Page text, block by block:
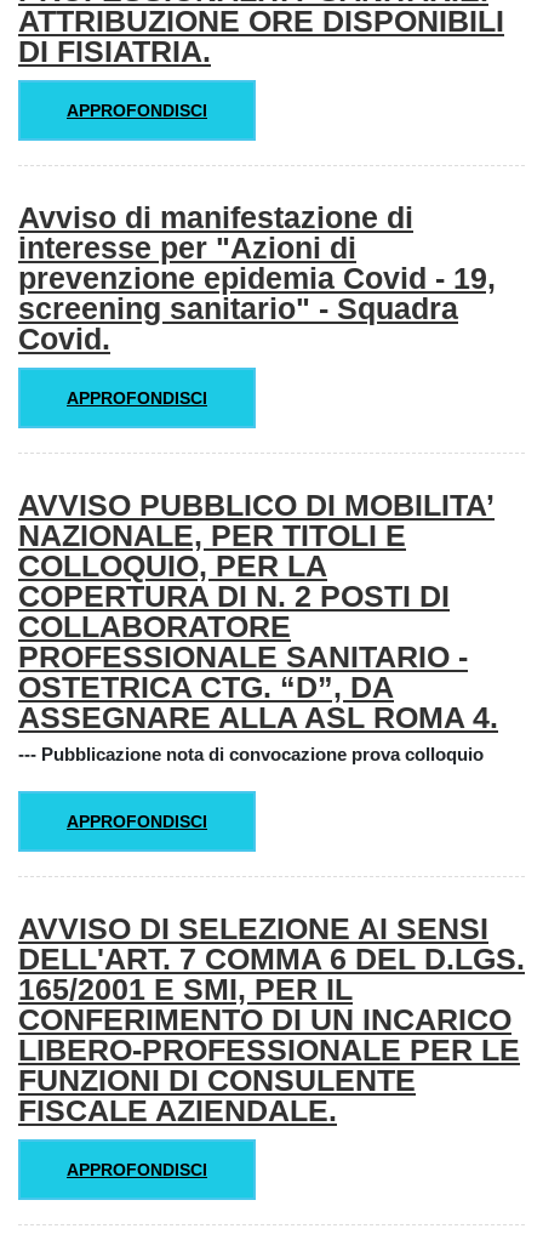
ATTRIBUZIONE ORE DISPONIBILI
DI FISIATRIA.
APPROFONDISCI
Avviso di manifestazione di
interesse per "Azioni di
prevenzione epidemia Covid - 19,
screening sanitario" - Squadra
Covid.
APPROFONDISCI
AVVISO PUBBLICO DI MOBILITA’
NAZIONALE, PER TITOLI E
COLLOQUIO, PER LA
COPERTURA DI N. 2 POSTI DI
COLLABORATORE
PROFESSIONALE SANITARIO -
OSTETRICA CTG. “D”, DA
ASSEGNARE ALLA ASL ROMA 4.
--- Pubblicazione nota di convocazione prova colloquio
APPROFONDISCI
AVVISO DI SELEZIONE AI SENSI
DELL'ART. 7 COMMA 6 DEL D.LGS.
165/2001 E SMI, PER IL
CONFERIMENTO DI UN INCARICO
LIBERO-PROFESSIONALE PER LE
FUNZIONI DI CONSULENTE
FISCALE AZIENDALE.
APPROFONDISCI